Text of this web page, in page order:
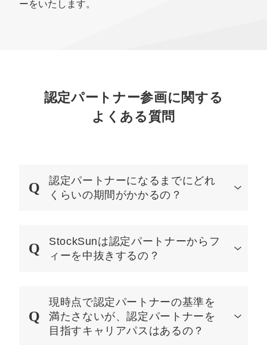
ーをいたします。
認定パートナー参画に関する
よくある質問
認定パートナーになるまでにどれ
くらいの期間がかかるの？
StockSunは認定パートナーからフ
ィーを中抜きするの？
現時点で認定パートナーの基準を
満たさないが、認定パートナーを
目指すキャリアパスはあるの？